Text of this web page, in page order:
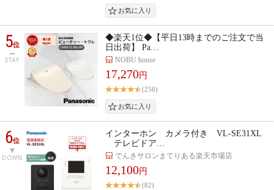
5位
STAY
◆楽天1位◆【平日13時までのご注文で当
日出荷】 Pa…
NOBU house
17,270円
(256)
6位
DOWN
インターホン カメラ付き VL-SE31XL
テレビドア…
でんきサロンまてりある楽天市場店
12,100円
(82)